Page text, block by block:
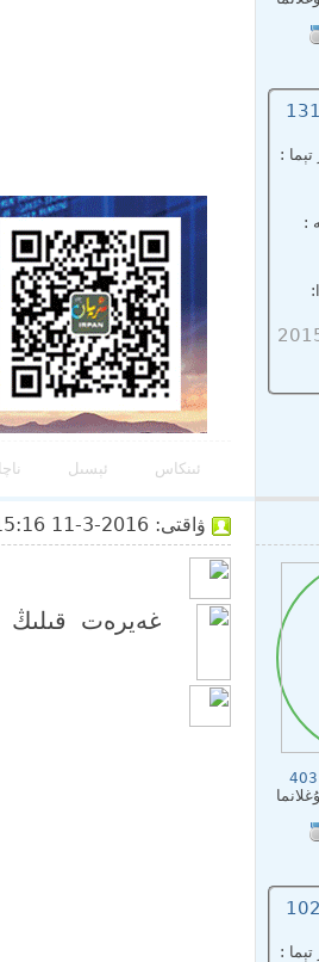
تېما :
:
ئىنكاس ئېسىل
403
تېما :
ۋاقتى: 2016-3-11 00:15:16
غەيرەت قىلىڭ